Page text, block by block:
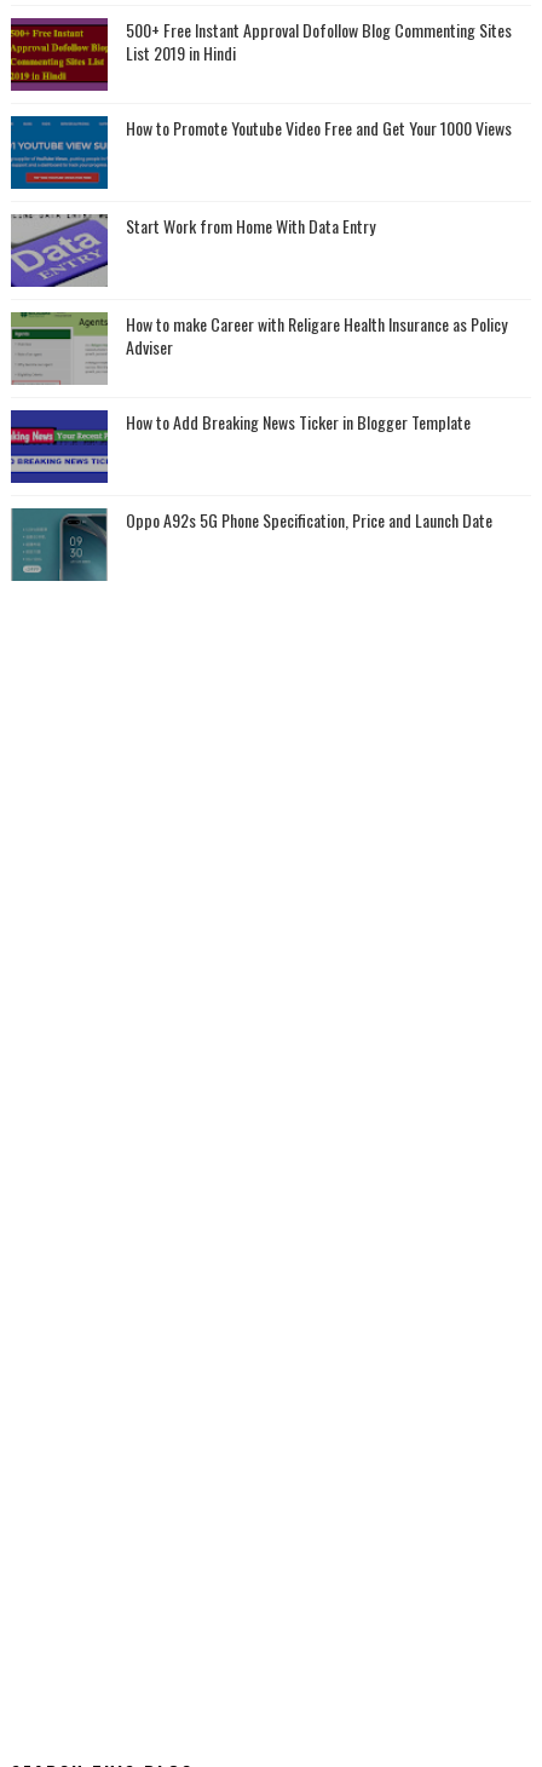
500+ Free Instant Approval Dofollow Blog Commenting Sites
List 2019 in Hindi
How to Promote Youtube Video Free and Get Your 1000 Views
Start Work from Home With Data Entry
How to make Career with Religare Health Insurance as Policy
Adviser
How to Add Breaking News Ticker in Blogger Template
Oppo A92s 5G Phone Specification, Price and Launch Date